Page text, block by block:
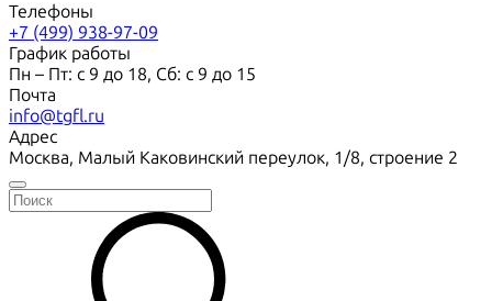
Телефоны
+7 (499) 938-97-09
График работы
Пн – Пт: с 9 до 18, Сб: с 9 до 15
Почта
info@tgfl.ru
Адрес
Москва, Малый Каковинский переулок, 1/8, строение 2